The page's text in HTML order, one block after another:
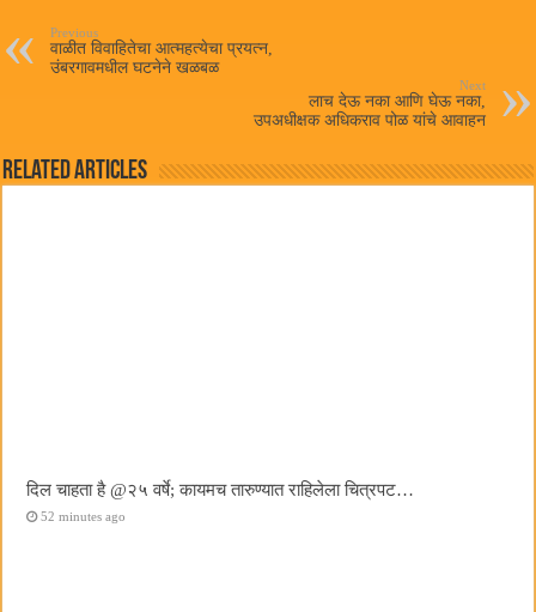
pp
Previous
वाळीत विवाहितेचा आत्महत्येचा प्रयत्न,
उंबरगावमधील घटनेने खळबळ
Next
लाच देऊ नका आणि घेऊ नका,
उपअधीक्षक अधिकराव पोळ यांचे आवाहन
Related Articles
दिल चाहता है @२५ वर्षे; कायमच तारुण्यात राहिलेला चित्रपट…
52 minutes ago